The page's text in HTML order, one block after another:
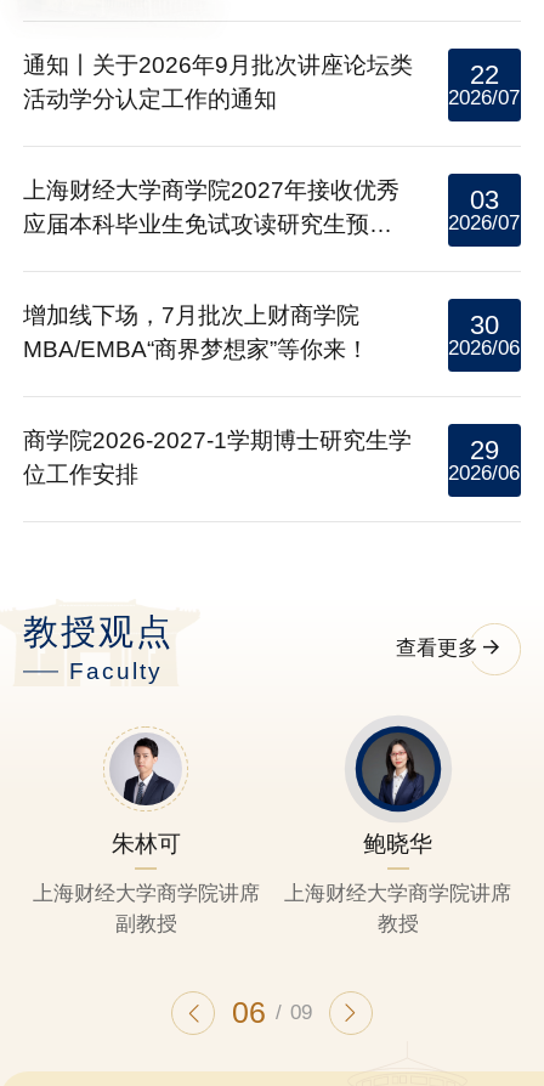
通知丨关于2026年9月批次讲座论坛类
活动学分认定工作的通知
22
2026/07
上海财经大学商学院2027年接收优秀
应届本科毕业生免试攻读研究生预报
03
2026/07
增加线下场，7月批次上财商学院
MBA/EMBA“商界梦想家”等你来！
30
2026/06
商学院2026-2027-1学期博士研究生学
位工作安排
29
2026/06
教授观点
Faculty
查看更多
讲席
陶学臻
上海财经大学商学院副教
谢家平
上海财经大学商学院
07 / 09